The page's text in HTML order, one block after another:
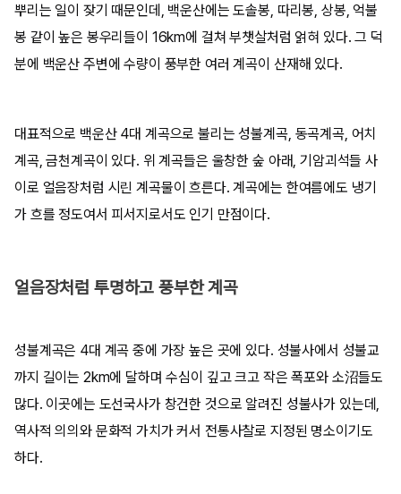
뿌리는 일이 잦기 때문인데, 백운산에는 도솔봉, 따리봉, 상봉, 억불
봉 같이 높은 봉우리들이 16km에 걸쳐 부챗살처럼 얽혀 있다. 그 덕
분에 백운산 주변에 수량이 풍부한 여러 계곡이 산재해 있다.
대표적으로 백운산 4대 계곡으로 불리는 성불계곡, 동곡계곡, 어치
계곡, 금천계곡이 있다. 위 계곡들은 울창한 숲 아래, 기암괴석들 사
이로 얼음장처럼 시린 계곡물이 흐른다. 계곡에는 한여름에도 냉기
가 흐를 정도여서 피서지로서도 인기 만점이다.
얼음장처럼 투명하고 풍부한 계곡
성불계곡은 4대 계곡 중에 가장 높은 곳에 있다. 성불사에서 성불교
까지 길이는 2km에 달하며 수심이 깊고 크고 작은 폭포와 소沼들도
많다. 이곳에는 도선국사가 창건한 것으로 알려진 성불사가 있는데,
역사적 의의와 문화적 가치가 커서 전통사찰로 지정된 명소이기도
하다.